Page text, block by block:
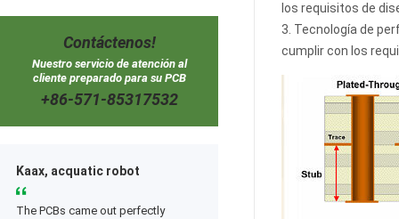
los requisitos de
3. Tecnología de
cumplir con los
Contáctenos!
Nuestro servicio de atención al
cliente preparado para su PCB
+86-571-85317532
Kaax, acquatic robot
The PCBs came out perfectly